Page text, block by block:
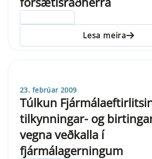
Lesa meira
23. febrúar 2009
Túlkun
tilkynningar- og
vegna veðkalla í
fjármálagerningum